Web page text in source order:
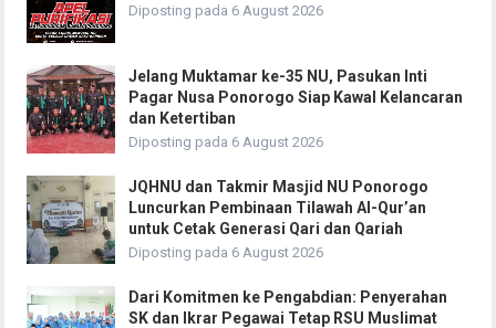
Diposting pada 6 August 2026
Jelang Muktamar ke-35 NU, Pasukan Inti
Pagar Nusa Ponorogo Siap Kawal Kelancaran
dan Ketertiban
Diposting pada 6 August 2026
JQHNU dan Takmir Masjid NU Ponorogo
Luncurkan Pembinaan Tilawah Al-Qur’an
untuk Cetak Generasi Qari dan Qariah
Diposting pada 6 August 2026
Dari Komitmen ke Pengabdian: Penyerahan
SK dan Ikrar Pegawai Tetap RSU Muslimat